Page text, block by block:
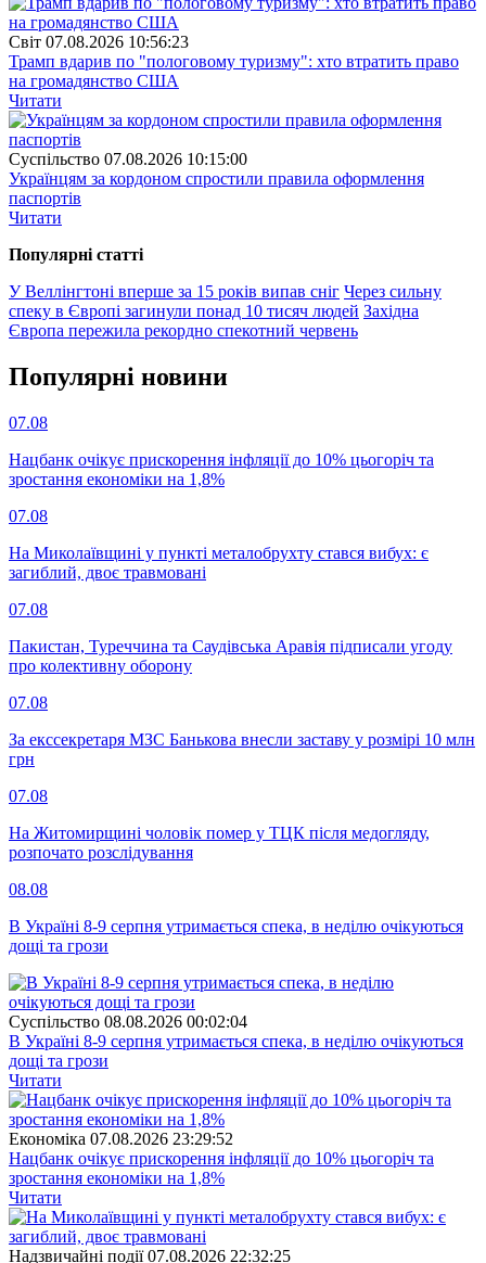
Свiт 07.08.2026 10:56:23
Трамп вдарив по "пологовому туризму": хто втратить право
на громадянство США
Читати
Суспiльство 07.08.2026 10:15:00
Українцям за кордоном спростили правила оформлення
паспортів
Читати
Популярнi статтi
У Веллінгтоні вперше за 15 років випав сніг Через сильну
спеку в Європі загинули понад 10 тисяч людей Західна
Європа пережила рекордно спекотний червень
Популярнi новини
07.08
Нацбанк очікує прискорення інфляції до 10% цьогоріч та
зростання економіки на 1,8%
07.08
На Миколаївщині у пункті металобрухту стався вибух: є
загиблий, двоє травмовані
07.08
Пакистан, Туреччина та Саудівська Аравія підписали угоду
про колективну оборону
07.08
За екссекретаря МЗС Банькова внесли заставу у розмірі 10 млн
грн
07.08
На Житомирщині чоловік помер у ТЦК після медогляду,
розпочато розслідування
08.08
В Україні 8-9 серпня утримається спека, в неділю очікуються
дощі та грози
Суспiльство 08.08.2026 00:02:04
В Україні 8-9 серпня утримається спека, в неділю очікуються
дощі та грози
Читати
Економіка 07.08.2026 23:29:52
Нацбанк очікує прискорення інфляції до 10% цьогоріч та
зростання економіки на 1,8%
Читати
Надзвичайні події 07.08.2026 22:32:25